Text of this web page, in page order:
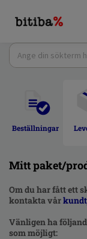
Beställningar
Mitt paket/
Om du har fått ett
kontakta vår
Vänligen ha
som möjligt: